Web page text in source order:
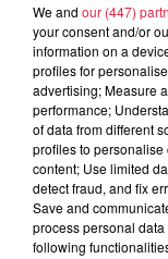
6
5
We and our (447)
your consent and/or
information on a
profiles for
advertising; Measure
performance;
of data from different
profiles to
content; Use limited
detect fraud, and fix
Save and
process personal
following